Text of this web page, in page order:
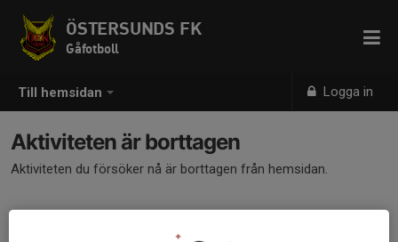
Till hemsidan Logga in
ÖSTERSUNDS FK
Gåfotboll
Aktiviteten är borttagen
Aktiviteten du försöker nå är borttagen från hemsidan.